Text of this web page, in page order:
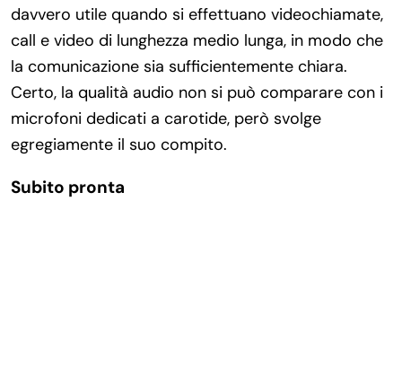
davvero utile quando si effettuano videochiamate,
call e video di lunghezza medio lunga, in modo che
la comunicazione sia sufficientemente chiara.
Certo, la qualità audio non si può comparare con i
microfoni dedicati a carotide, però svolge
egregiamente il suo compito.
Subito pronta